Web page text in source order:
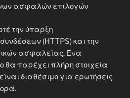
ασφαλών επιλογών
την ύπαρξη
(HTTPS) και την
ασφαλείας. Ένα
θα παρέχει πλήρη στοιχεία
διαθέσιμο για ερωτήσεις